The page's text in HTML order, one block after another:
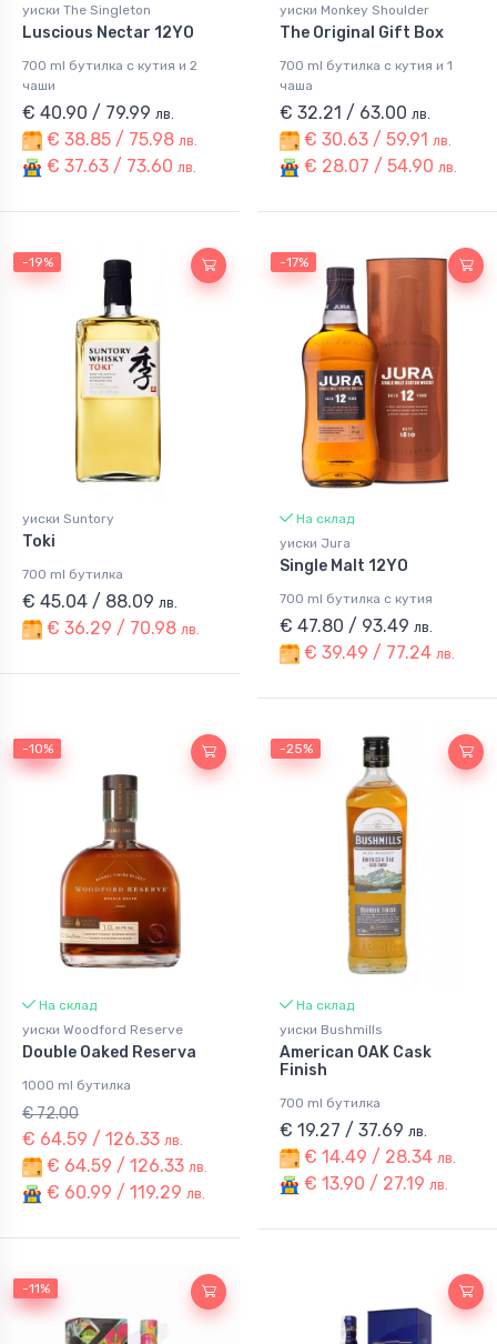
уиски The Singleton
Luscious Nectar 12YO
700 ml бутилка с кутия и 2
чаши
€ 40.90 / 79.99 лв.
€ 38.85 / 75.98 лв.
€ 37.63 / 73.60 лв.
уиски Monkey Shoulder
The Original Gift Box
700 ml бутилка с кутия и 1
чаша
€ 32.21 / 63.00 лв.
€ 30.63 / 59.91 лв.
€ 28.07 / 54.90 лв.
-19%
уиски Suntory
Toki
700 ml бутилка
€ 45.04 / 88.09 лв.
€ 36.29 / 70.98 лв.
-17%
На склад
уиски Jura
Single Malt 12YO
700 ml бутилка с кутия
€ 47.80 / 93.49 лв.
€ 39.49 / 77.24 лв.
-10%
-10%
На склад
уиски Woodford Reserve
Double Oaked Reserva
1000 ml бутилка
€ 72.00
€ 64.59 / 126.33 лв.
€ 64.59 / 126.33 лв.
€ 60.99 / 119.29 лв.
-25%
На склад
уиски Bushmills
American OAK Cask
Finish
700 ml бутилка
€ 19.27 / 37.69 лв.
€ 14.49 / 28.34 лв.
€ 13.90 / 27.19 лв.
-11%
-11%